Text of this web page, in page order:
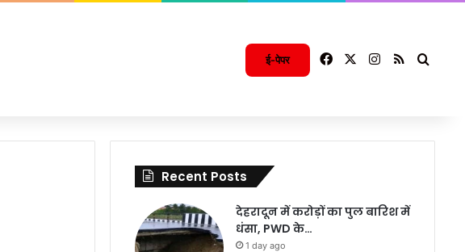
ई-पेपर FacebookInstagram
RSS
Recent Posts
देहरादून में करोड़ों का पुल बारिश में
धंसा, PWD के…
1 day ago